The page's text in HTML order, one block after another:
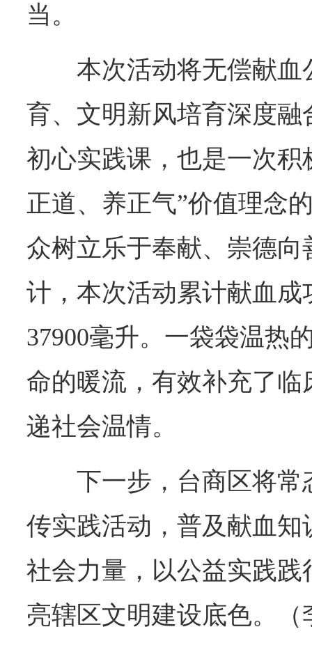
当。
本次活动将无偿献
育、文明新风培育深度
初心实践课，也是一次积
正道、养正气”价值理念
众树立乐于奉献、崇德
计，本次活动累计献血成
37900毫升。一袋袋温热
命的暖流，有效补充了
递社会温情。
下一步，台商区将
传实践活动，普及献血
社会力量，以公益实践
亮辖区文明建设底色。（